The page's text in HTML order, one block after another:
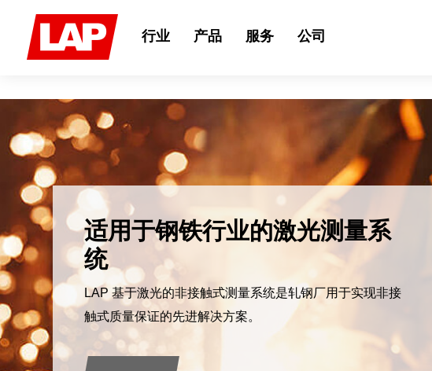
行业 产品 服务 公司
适用于钢铁行业的激光测量系
统
LAP 基于激光的非接触式测量系统是轧钢厂用于实现非接
触式质量保证的先进解决方案。